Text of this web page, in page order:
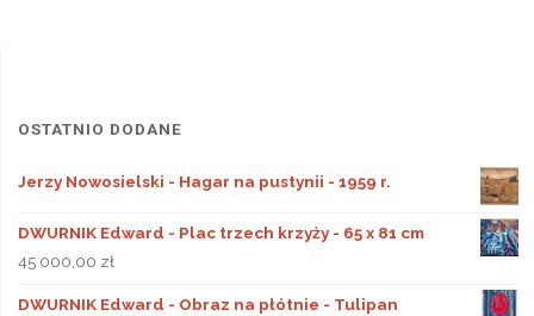
OSTATNIO DODANE
Jerzy Nowosielski - Hagar na pustynii - 1959 r.
DWURNIK Edward - Plac trzech krzyży - 65 x 81 cm
45 000,00 zł
DWURNIK Edward - Obraz na płótnie - Tulipan